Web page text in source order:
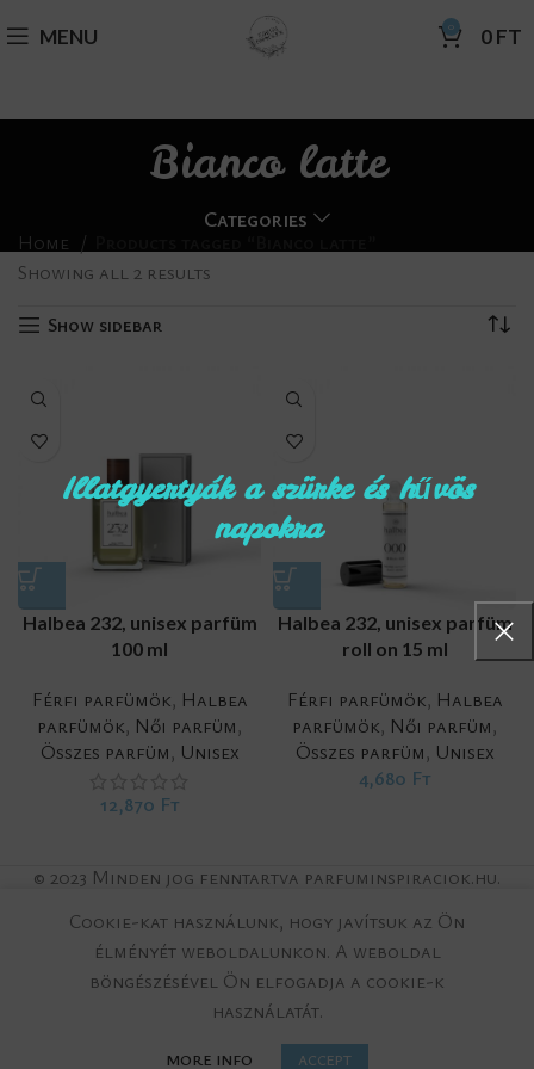
Illatgyertyák a szürke és hűvös
napokra
MENU 0 0FT
Bianco latte
Categories
Home
Showing all 2 results
Show sidebar
Halbea 232, unisex parfüm
100 ml
Férfi parfümök, Halbea
parfümök, Női parfüm,
Összes parfüm, Unisex
12,870 Ft
Halbea 232, unisex parfüm
roll on 15 ml
Férfi parfümök, Halbea
parfümök, Női parfüm,
Összes parfüm, Unisex
4,680 Ft
© 2023 Minden jog fenntartva parfuminspiraciok.hu.
Cookie-kat használunk, hogy javítsuk az Ön
élményét weboldalunkon. A weboldal
böngészésével Ön elfogadja a cookie-k
használatát.
MORE INFO ACCEPT